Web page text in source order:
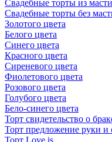
Свадебные торты из
Свадебные торты без
Золотого цвета
Белого цвета
Синего цвета
Красного цвета
Сиреневого цвета
Фиолетового цвета
Розового цвета
Голубого цвета
Бело-синего цвета
Торт свидетельство о
Торт предложение руки и
Торт Love is